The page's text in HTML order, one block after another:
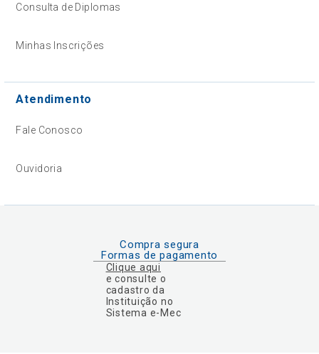
Consulta de Diplomas
Minhas Inscrições
Atendimento
Fale Conosco
Ouvidoria
Compra segura
Formas de pagamento
Clique aqui
e consulte o
cadastro da
Instituição no
Sistema e-Mec